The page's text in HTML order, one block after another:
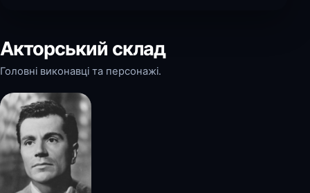
Акторський склад
Головні виконавці та персонажі.